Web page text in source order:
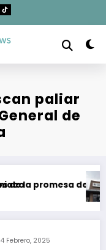
paliar
de
la promesa de dejar
Febrero, 2025